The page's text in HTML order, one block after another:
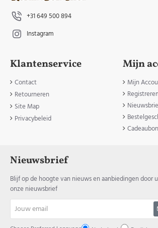
+31 649 500 894
Instagram
Klantenservice
Contact
Retourneren
Site Map
Privacybeleid
Mijn
Mijn
Registreren
Nieuwsbrief
Blijf op de hoogte van nieuws en aanbiedingen door
onze nieuwsbrief
email